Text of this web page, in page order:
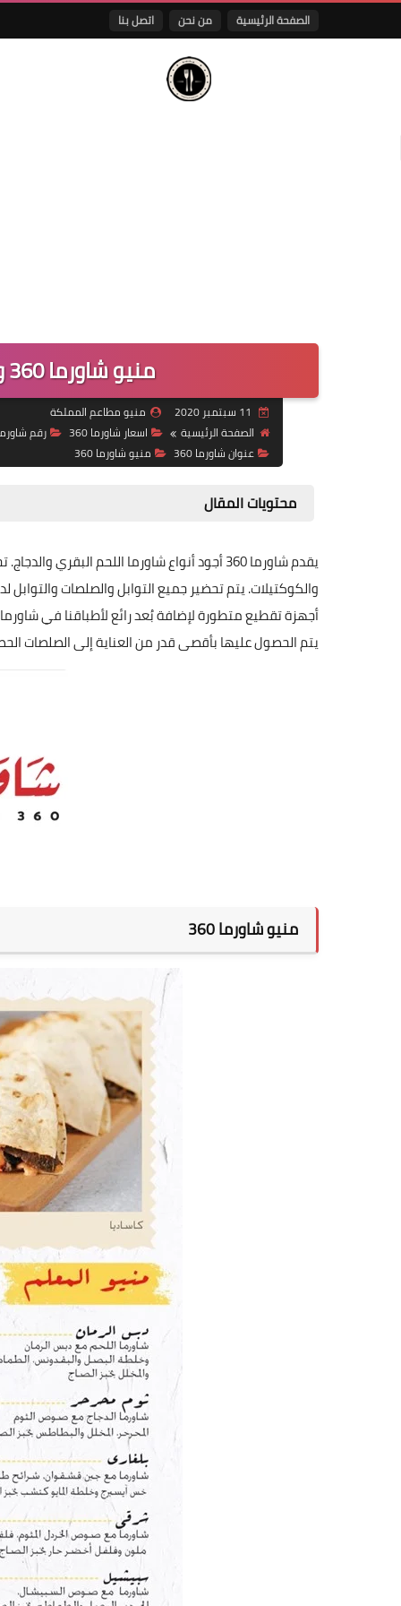
الصفحة الرئيسية من نحن اتصل بنا
منيو شاورما 360 وارقام التواصل لجميع الفروع
منيو مطاعم المملكة
الصفحة الرئيسية
اسعار شاورما 360
رقم شاورما
عنوان شاورما 360
منيو شاورما 360
محتويات المقال
يقدم شاورما 360 أجود أنواع شاورما اللحم
والكوكتيلات. يتم تحضير جميع التوابل والصلصات
يتم الحصول عليها بأقصى قدر من العناية إلى الصلصات
منيو شاورما 360